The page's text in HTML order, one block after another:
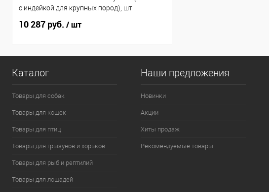
с индейкой для крупных пород), шт
10 287 руб. / шт
Каталог
Товары для собак
Товары для кошек
Товары для птиц
Товары для грызунов и хорьков
Товары для рыб и рептилий
Товары для лошадей
Наши предложения
Новинки
Акции
Хиты продаж
Рекомендуемые товары